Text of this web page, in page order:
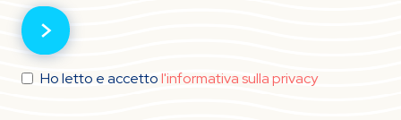
Ho letto e accettol'informativa sulla privacy